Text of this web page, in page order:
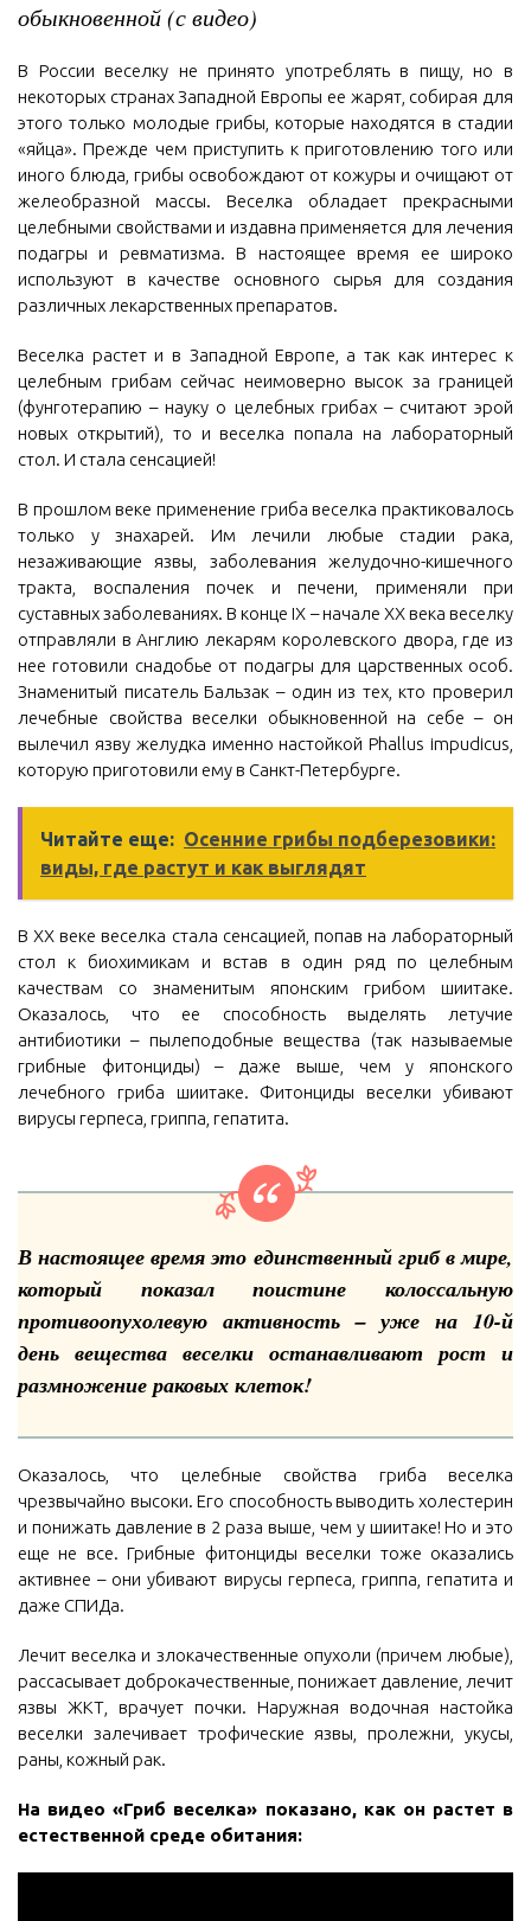
обыкновенной (с видео)
В России веселку не принято употреблять в пищу, но в
некоторых странах Западной Европы ее жарят, собирая для
этого только молодые грибы, которые находятся в стадии
«яйца». Прежде чем приступить к приготовлению того или
иного блюда, грибы освобождают от кожуры и очищают от
желеобразной массы. Веселка обладает прекрасными
целебными свойствами и издавна применяется для лечения
подагры и ревматизма. В настоящее время ее широко
используют в качестве основного сырья для создания
различных лекарственных препаратов.
Веселка растет и в Западной Европе, а так как интерес к
целебным грибам сейчас неимоверно высок за границей
(фунготерапию – науку о целебных грибах – считают эрой
новых открытий), то и веселка попала на лабораторный
стол. И стала сенсацией!
В прошлом веке применение гриба веселка практиковалось
только у знахарей. Им лечили любые стадии рака,
незаживающие язвы, заболевания желудочно-кишечного
тракта, воспаления почек и печени, применяли при
суставных заболеваниях. В конце IX – начале XX века веселку
отправляли в Англию лекарям королевского двора, где из
нее готовили снадобье от подагры для царственных особ.
Знаменитый писатель Бальзак – один из тех, кто проверил
лечебные свойства веселки обыкновенной на себе – он
вылечил язву желудка именно настойкой Phallus impudicus,
которую приготовили ему в Санкт-Петербурге.
Читайте еще: Осенние грибы подберезовики:
виды, где растут и как выглядят
В XX веке веселка стала сенсацией, попав на лабораторный
стол к биохимикам и встав в один ряд по целебным
качествам со знаменитым японским грибом шиитаке.
Оказалось, что ее способность выделять летучие
антибиотики – пылеподобные вещества (так называемые
грибные фитонциды) – даже выше, чем у японского
лечебного гриба шиитаке. Фитонциды веселки убивают
вирусы герпеса, гриппа, гепатита.
В настоящее время это единственный гриб в мире,
который показал поистине колоссальную
противоопухолевую активность – уже на 10-й
день вещества веселки останавливают рост и
размножение раковых клеток!
Оказалось, что целебные свойства гриба веселка
чрезвычайно высоки. Его способность выводить холестерин
и понижать давление в 2 раза выше, чем у шиитаке! Но и это
еще не все. Грибные фитонциды веселки тоже оказались
активнее – они убивают вирусы герпеса, гриппа, гепатита и
даже СПИДа.
Лечит веселка и злокачественные опухоли (причем любые),
рассасывает доброкачественные, понижает давление, лечит
язвы ЖКТ, врачует почки. Наружная водочная настойка
веселки залечивает трофические язвы, пролежни, укусы,
раны, кожный рак.
На видео «Гриб веселка» показано, как он растет в
естественной среде обитания: